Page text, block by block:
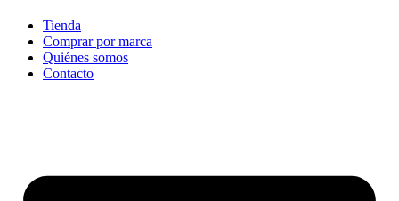
Tienda
Comprar por marca
Quiénes somos
Contacto